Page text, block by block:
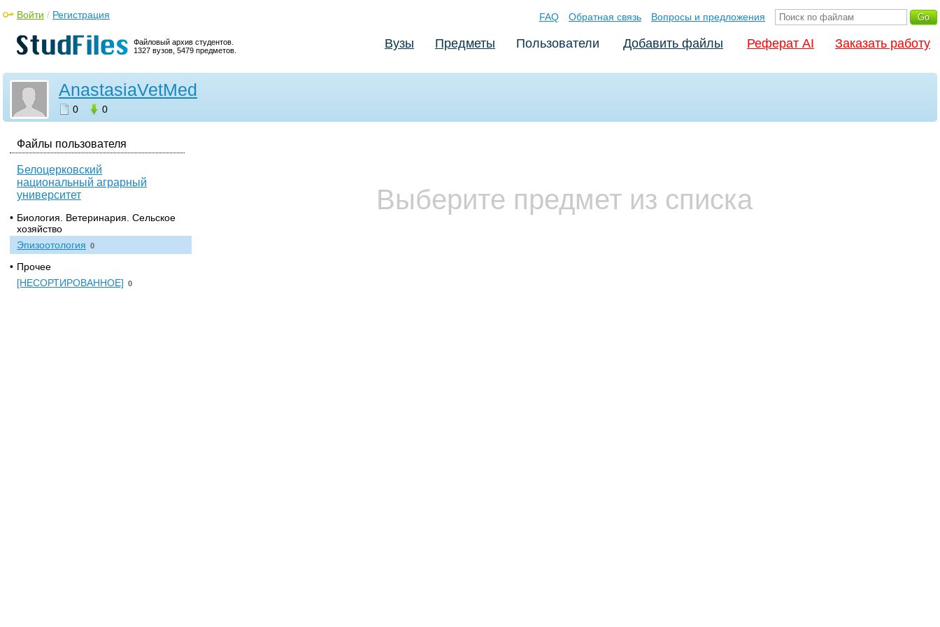
Файловый архив студентов.
1327 вузов, 5479 предметов.
Войти / Регистрация FAQ Обратная связь Вопросы и предложения
Вузы Предметы Пользователи Добавить файлы Реферат AI Заказать работу
AnastasiaVetMed
0 0
Файлы пользователя
Белоцерковский
национальный аграрный
университет
• Биология. Ветеринария. Сельское
хозяйство
Эпизоотология 0
• Прочее
[НЕСОРТИРОВАННОЕ] 0
Выберите предмет из списка